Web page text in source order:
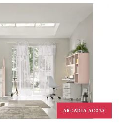
ARCADIA AC023